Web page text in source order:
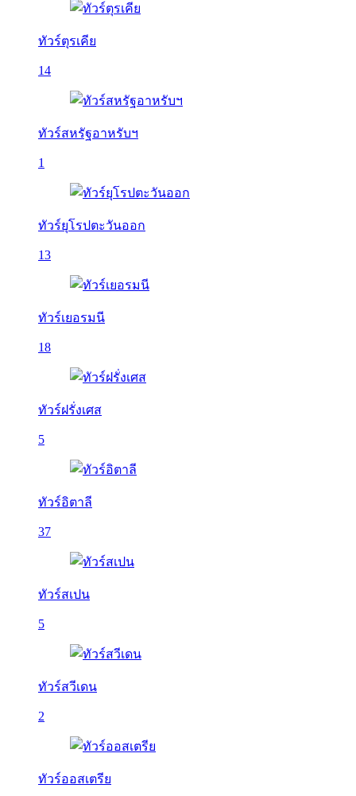
ทัวร์ตุรเคีย
14
ทัวร์สหรัฐอาหรับฯ
1
ทัวร์ยุโรปตะวันออก
13
ทัวร์เยอรมนี
18
ทัวร์ฝรั่งเศส
5
ทัวร์อิตาลี
37
ทัวร์สเปน
5
ทัวร์สวีเดน
2
ทัวร์ออสเตรีย